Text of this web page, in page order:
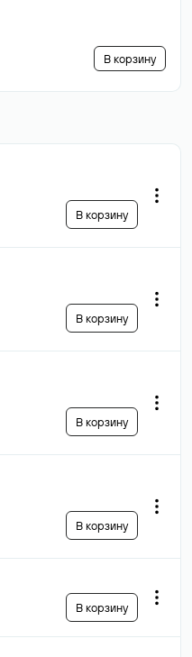
В корзину
В корзину
В корзину
В корзину
В корзину
В корзину